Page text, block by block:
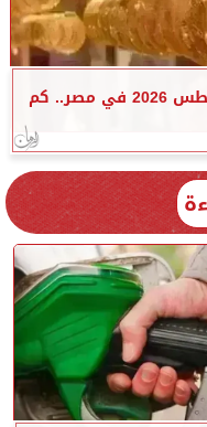
أسعار الذهب اليوم الخميس 6 أغسطس 2026 في مصر.. كم